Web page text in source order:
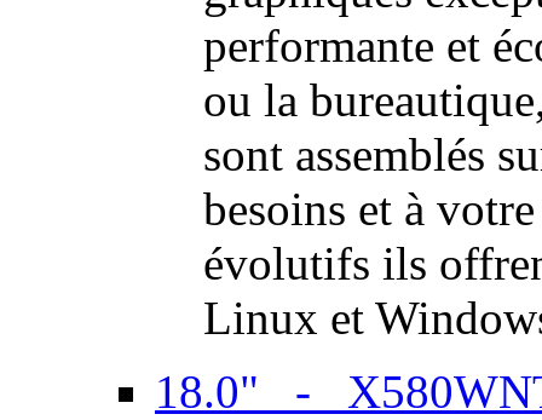
performante et
ou la
sont assemblés
besoins et à
évolutifs ils
Linux et
18.0" -